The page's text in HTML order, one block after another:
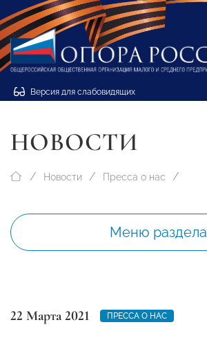
Версия для слабовидящих
НОВОСТИ
Новости Пресса о нас
Меню раздела
22 Марта 2021 ПРЕССА О НАС